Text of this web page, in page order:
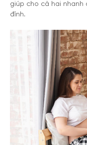
giúp cho cả hai
đỉnh.